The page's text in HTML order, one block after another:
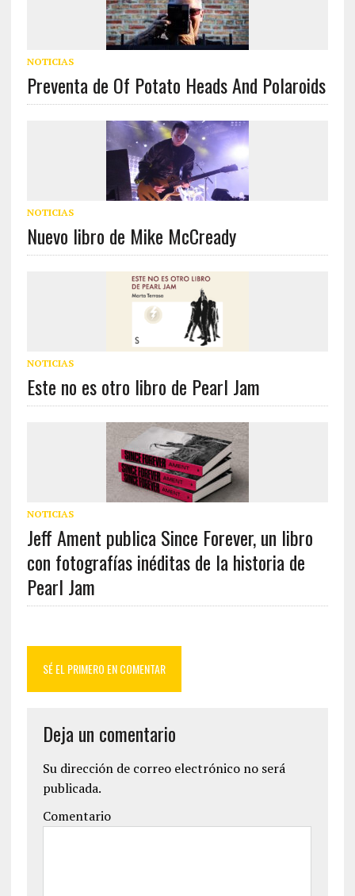
NOTICIAS
Preventa de Of Potato Heads And Polaroids
NOTICIAS
Nuevo libro de Mike McCready
NOTICIAS
Este no es otro libro de Pearl Jam
NOTICIAS
Jeff Ament publica Since Forever, un libro
con fotografías inéditas de la historia de
Pearl Jam
SÉ EL PRIMERO EN COMENTAR
Deja un comentario
Su dirección de correo electrónico no será
publicada.
Comentario